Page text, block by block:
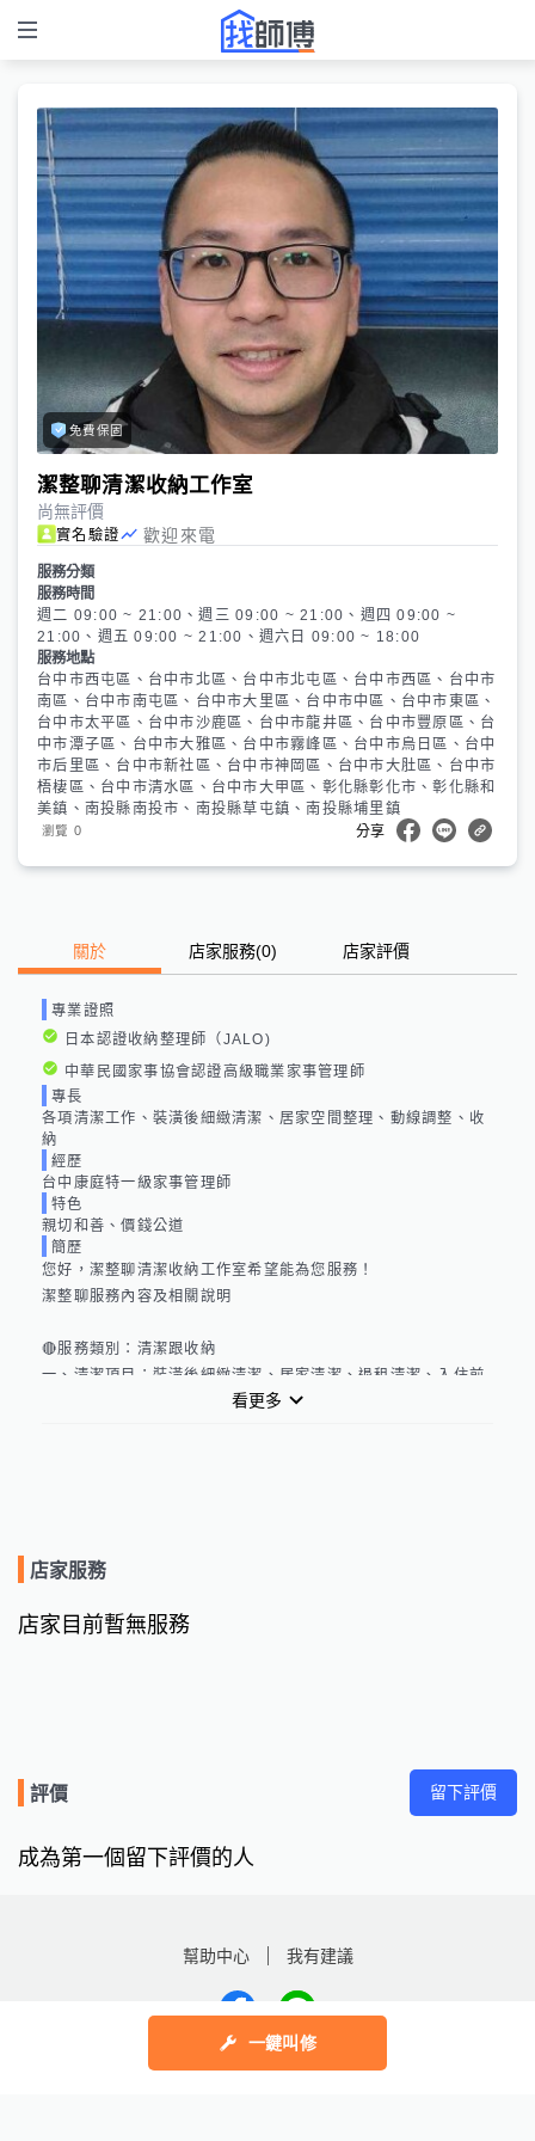
免費保固
潔整聊清潔收納工作室
尚無評價
實名驗證 歡迎來電
服務分類
服務時間
週二 09:00 ~ 21:00、週三 09:00 ~ 21:00、週四 09:00 ~
21:00、週五 09:00 ~ 21:00、週六日 09:00 ~ 18:00
服務地點
台中市西屯區、台中市北區、台中市北屯區、台中市西區、台中市
南區、台中市南屯區、台中市大里區、台中市中區、台中市東區、
台中市太平區、台中市沙鹿區、台中市龍井區、台中市豐原區、台
中市潭子區、台中市大雅區、台中市霧峰區、台中市烏日區、台中
市后里區、台中市新社區、台中市神岡區、台中市大肚區、台中市
梧棲區、台中市清水區、台中市大甲區、彰化縣彰化市、彰化縣和
美鎮、南投縣南投市、南投縣草屯鎮、南投縣埔里鎮
一鍵叫修
瀏覽 0 分享
關於 店家服務(0) 店家評價
專業證照
日本認證收納整理師（JALO)
中華民國家事協會認證高級職業家事管理師
專長
各項清潔工作、裝潢後細緻清潔、居家空間整理、動線調整、收
納
經歷
台中康庭特一級家事管理師
特色
親切和善、價錢公道
簡歷
您好，潔整聊清潔收納工作室希望能為您服務！
潔整聊服務內容及相關說明
🔴服務類別：清潔跟收納
一、清潔項目：裝潢後細緻清潔、居家清潔、退租清潔、入住前
一、清潔項目：
以時薪收費，1位清潔師1小時600元
二、收納項目：
費方式以工作天數及施作人數收費，1位專業師傅1日4000元起
中部地區（台中、彰投、南投），偏遠鄉鎮及跨區、跨縣市需加
估），另依照施作範圍、髒污程度等來評估需要的時數及人力
五、事前溝通與洽談說明：
每個項目需要之工時，均依現場實際狀況做評估
看更多
店家服務
店家目前暫無服務
評價 留下評價
成為第一個留下評價的人
幫助中心 我有建議